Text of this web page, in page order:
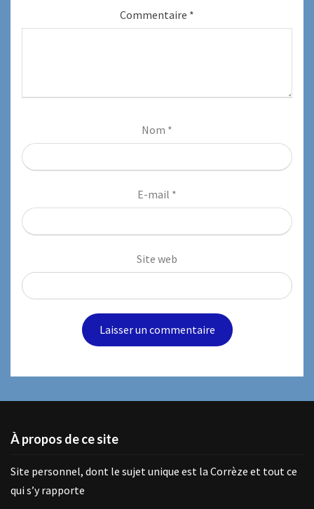
Commentaire *
Nom *
E-mail *
Site web
À propos de ce site
Site personnel, dont le sujet unique est la Corrèze et tout ce
qui s’y rapporte